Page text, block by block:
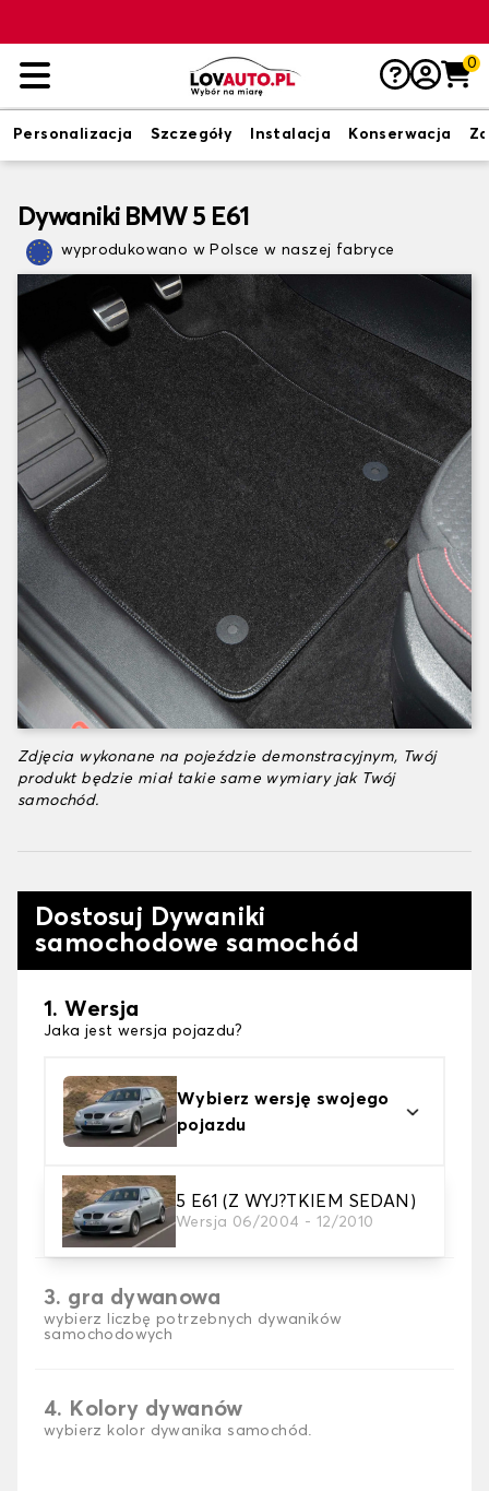
0
Personalizacja Szczegóły Instalacja Konserwacja
Dywaniki BMW 5 E61
wyprodukowano w Polsce w naszej fabryce
Zdjęcia wykonane na pojeździe demonstracyjnym, Twój
produkt będzie miał takie same wymiary jak Twój
samochód.
Dostosuj Dywaniki
samochodowe samochód
1. Wersja
Jaka jest wersja pojazdu?
Wybierz wersję swojego
pojazdu
5 E61 (Z WYJ?TKIEM SEDAN)
Wersja 06/2004 - 12/2010
2. Materiał
wybierz materiał dywanika samochodowego
3. gra dywanowa
wybierz liczbę potrzebnych dywaników
samochodowych
4. Kolory dywanów
wybierz kolor dywanika samochód.